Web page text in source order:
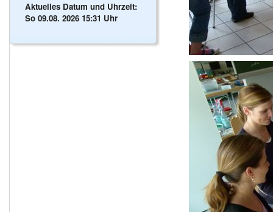
Aktuelles Datum und Uhrzeit:
So 09.08. 2026 15:31 Uhr